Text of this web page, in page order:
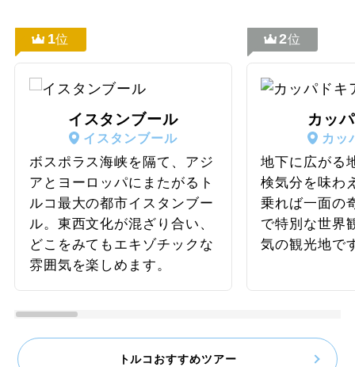
1位
イスタンブール
イスタンブール
ボスポラス海峡を隔て、アジ
アとヨーロッパにまたがるト
ルコ最大の都市イスタンブー
ル。東西文化が混ざり合い、
どこをみてもエキゾチックな
雰囲気を楽しめます。
2位
カッ
カッ
地下に広がる
検気分を味わ
乗れば一面の
で特別な世界
気の観光地で
トルコおすすめツアー